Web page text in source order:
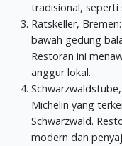
tradisional, seperti
Ratskeller,
bawah gedung
Restoran ini
anggur lokal.
Michelin yang
Schwarzwald.
modern dan